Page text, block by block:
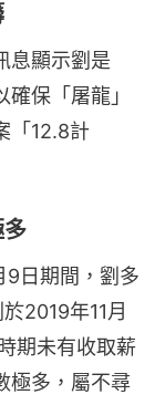
息顯示劉是
保「屠龍」
「12.8計
9日期間，劉多
2019年11月
期未有收取薪
極多，屬不尋